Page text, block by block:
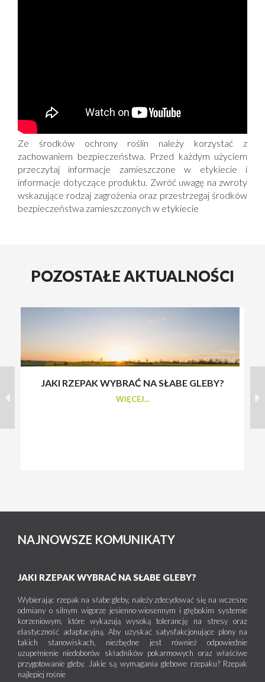
Ze środków ochrony roślin należy korzystać z
zachowaniem bezpieczeństwa. Przed każdym użyciem
przeczytaj informacje zamieszczone w etykiecie i
informacje dotyczące produktu. Zwróć uwagę na zwroty
wskazujące rodzaj zagrożenia oraz przestrzegaj środków
bezpieczeństwa zamieszczonych w etykiecie
POZOSTAŁE AKTUALNOŚCI
JAKI RZEPAK WYBRAĆ NA SŁABE GLEBY?
WIĘCEJ...
NAJNOWSZE KOMUNIKATY
JAKI RZEPAK WYBRAĆ NA SŁABE GLEBY?
Wybierając rzepak na słabe gleby, należy zdecydować się na wczesne
odmiany o silnym wigorze jesienno-wiosennym i głębokim systemie
korzeniowym, które wykazują wysoką tolerancję na stresy oraz
elastyczność adaptacyjną. Aby uzyskać satysfakcjonujące plony na
takich stanowiskach, niezbędne jest również odpowiednie
uzupełnienie niedoborów składników pokarmowych oraz właściwe
przygotowanie gleby. Jakie są wymagania glebowe rzepaku? Rzepak
najlepiej rośnie